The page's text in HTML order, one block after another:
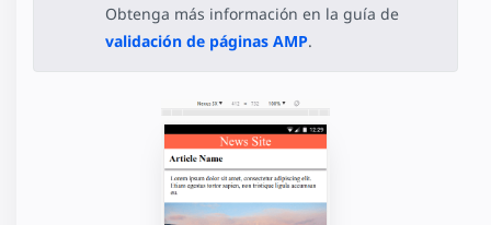
Obtenga más información en la guía de
validación de páginas AMP.